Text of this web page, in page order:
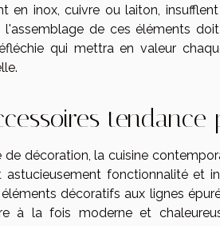
en inox, cuivre ou laiton,
l'assemblage de ces éléments
qui mettra en valeur
de décoration, la cuisine
astucieusement fonctionnalité et
décoratifs aux lignes
à la fois moderne et